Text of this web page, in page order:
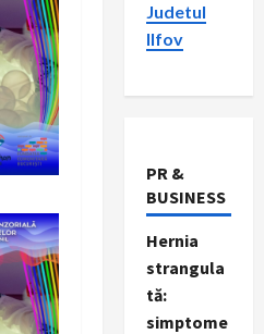
Judetul
Ilfov
PR &
BUSINESS
Hernia
strangula
tă:
simptome